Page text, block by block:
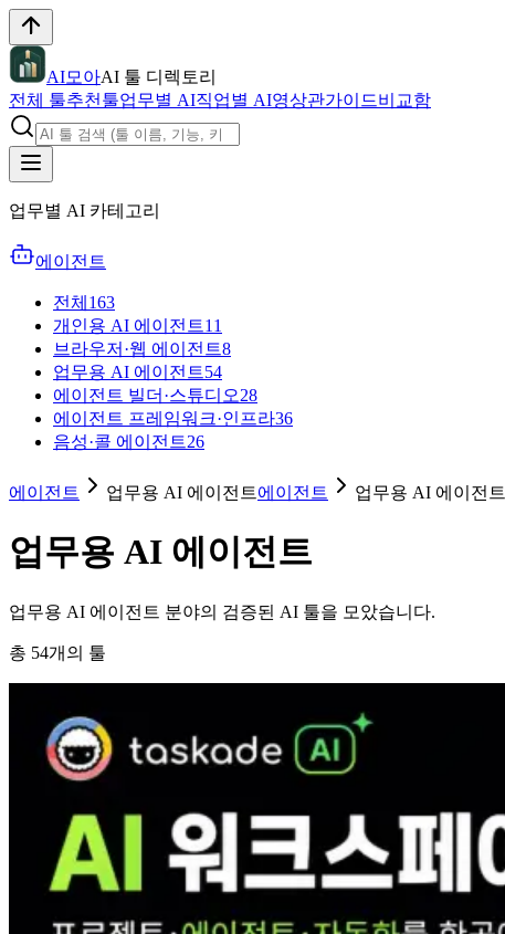
AI모아AI 툴 디렉토리
전체 툴추천툴업무별 AI직업별 AI영상관가이드비교함
업무별 AI 카테고리
에이전트
전체 163
개인용 AI 에이전트11
브라우저·웹 에이전트8
업무용 AI 에이전트54
에이전트 빌더·스튜디오28
에이전트 프레임워크·인프라36
음성·콜 에이전트26
에이전트 업무용 AI 에이전트에이전트 업무용 AI 에이전트
업무용 AI 에이전트
업무용 AI 에이전트 분야의 검증된 AI 툴을 모았습니다.
총 54개의 툴